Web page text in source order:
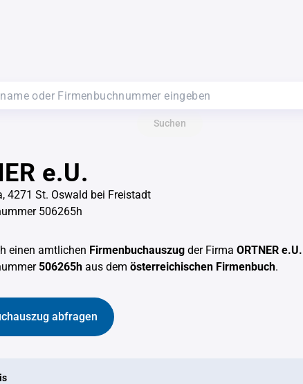
Suchen
e.U.
4271 St. Oswald bei Freistadt
506265h
einen amtlichen Firmenbuchauszug der Firma ORTNER e.U.
506265h aus dem österreichischen Firmenbuch.
abfragen